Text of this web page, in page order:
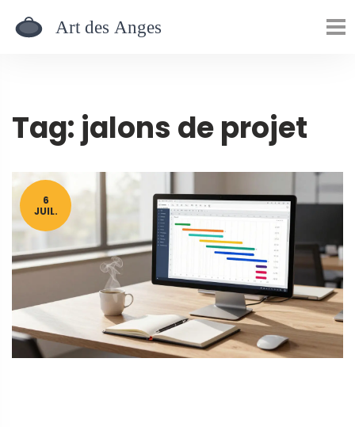
Tag: jalons de projet
6
JUIL.